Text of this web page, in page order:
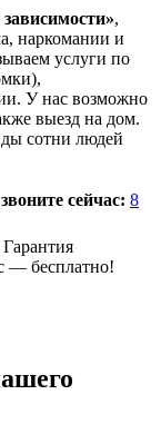
,
наркомании и
услуги по
У нас возможно
выезд на дом.
сотни людей
сейчас: 8
— бесплатно!